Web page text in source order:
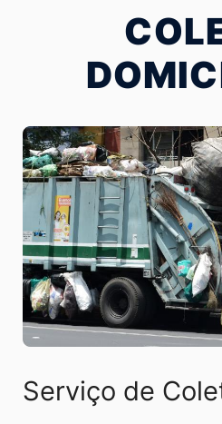
Serviço de